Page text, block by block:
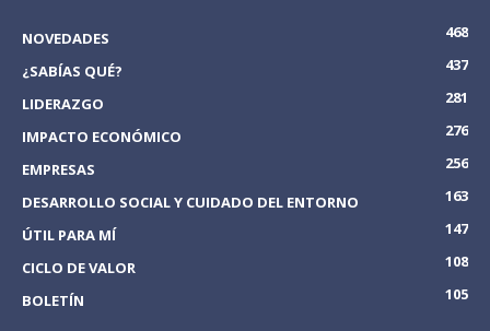
NOVEDADES
468
¿SABÍAS QUÉ?
437
LIDERAZGO
281
IMPACTO ECONÓMICO
276
EMPRESAS
256
DESARROLLO SOCIAL Y CUIDADO DEL ENTORNO
163
ÚTIL PARA MÍ
147
CICLO DE VALOR
108
BOLETÍN
105